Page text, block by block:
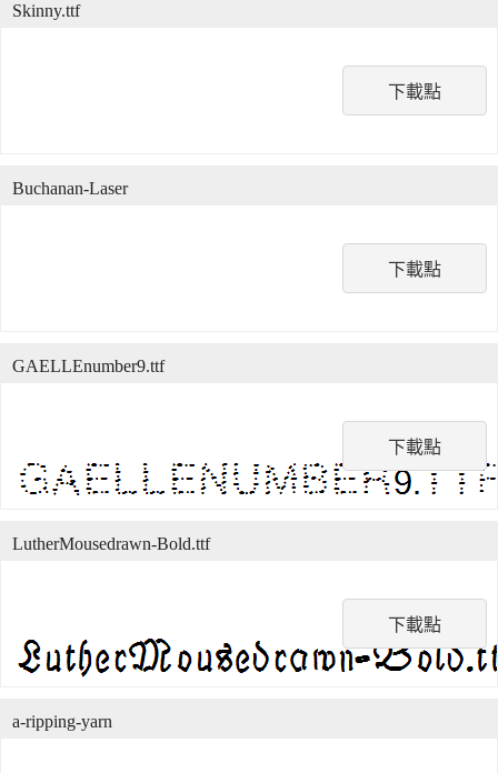
下載點
Skinny.ttf
下載點
Buchanan-Laser
下載點
GAELLEnumber9.ttf
下載點
LutherMousedrawn-Bold.ttf
a-ripping-yarn